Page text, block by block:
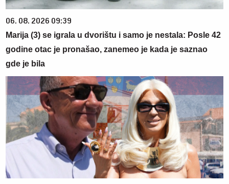
06. 08. 2026 09:39
Marija (3) se igrala u dvorištu i samo je nestala: Posle 42
godine otac je pronašao, zanemeo je kada je saznao
gde je bila